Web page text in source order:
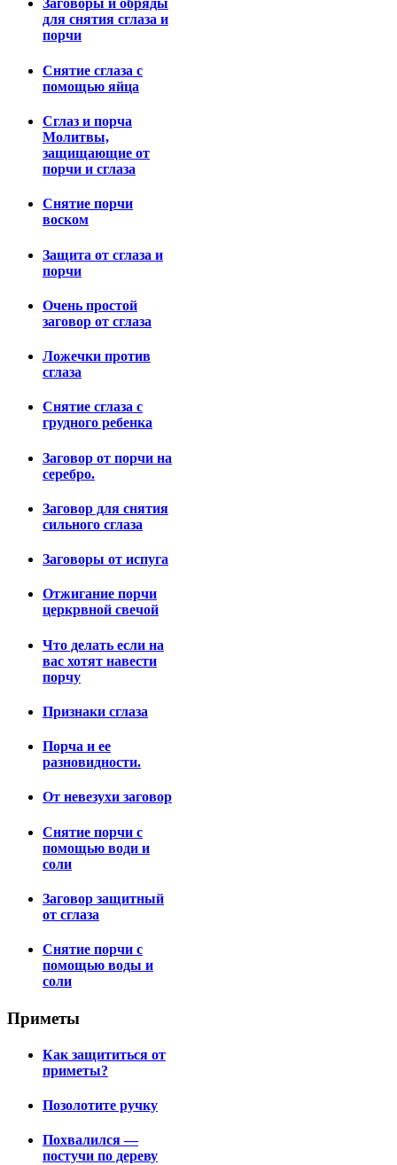
Заговоры и обряды
для снятия сглаза и
порчи
Снятие сглаза с
помощью яйца
Сглаз и порча
Молитвы,
защищающие от
порчи и сглаза
Снятие порчи
воском
Защита от сглаза и
порчи
Очень простой
заговор от сглаза
Ложечки против
сглаза
Снятие сглаза с
грудного ребенка
Заговор от порчи на
серебро.
Заговор для снятия
сильного сглаза
Заговоры от испуга
Отжигание порчи
церкрвной свечой
Что делать если на
вас хотят навести
порчу
Признаки сглаза
Порча и ее
разновидности.
От невезухи заговор
Снятие порчи с
помощью води и
соли
Заговор защитный
от сглаза
Снятие порчи с
помощью воды и
соли
Приметы
Как защититься от
приметы?
Позолотите ручку
Похвалился —
постучи по дереву